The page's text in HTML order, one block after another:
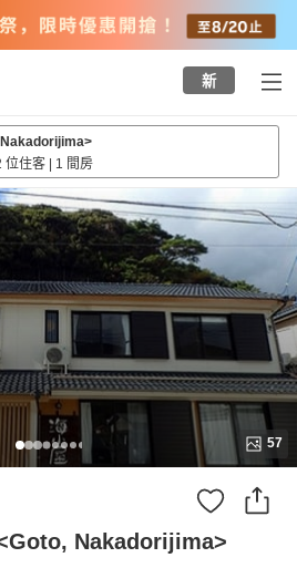
新
位住客 | 1 間房
57
Nakadorijima>